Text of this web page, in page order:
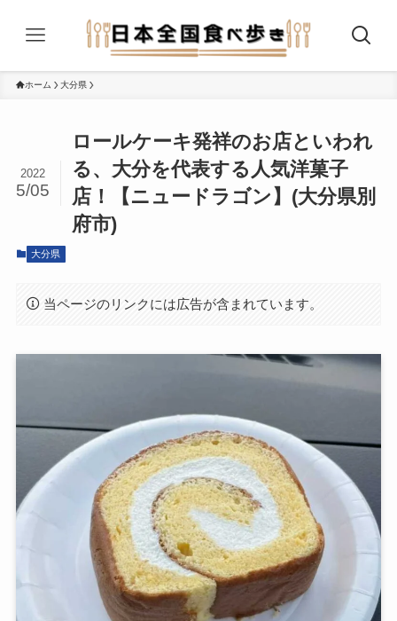
ホーム 大分県
ロールケーキ発祥のお店といわれ
る、大分を代表する人気洋菓子
店！【ニュードラゴン】(大分県別
府市)
2022
5/05
大分県
当ページのリンクには広告が含まれています。